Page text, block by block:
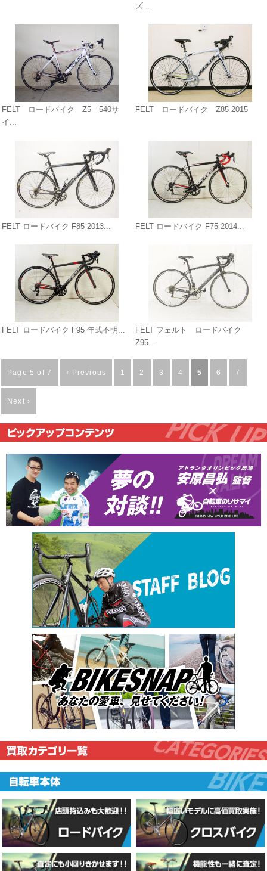
ズ...
FELT ロードバイク Z5 540サ
イ...
FELT ロードバイク Z85 2015
FELT ロードバイク F85 2013... FELT ロードバイク F75 2014...
FELT ロードバイク F95 年式不明...
FELT フェルト ロードバイク
Z95...
Page 5 of 7 ‹ Previous 1 2 3 4 5 6 7
Next ›